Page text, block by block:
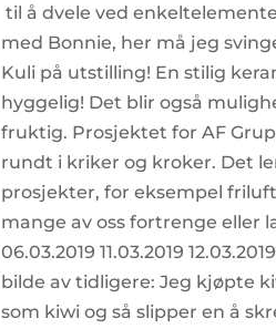
til å dvele ved
med Bonnie, her må jeg
Kuli på utstilling! En stilig
hyggelig! Det blir også
fruktig. Prosjektet for AF
rundt i kriker og kroker. Det
prosjekter, for eksempel
mange av oss fortrenge eller
06.03.2019 11.03.2019
bilde av tidligere: Jeg kjøpte
som kiwi og så slipper en å